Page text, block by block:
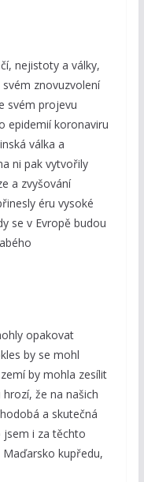
nejistoty a války,
znovuzvolení
svém projevu
epidemií koronaviru
válka a
ni pak vytvořily
a zvyšování
éru vysoké
se v Evropě budou
opakovat
by se mohl
by mohla zesílit
že na našich
a skutečná
jsem i za těchto
kupředu,